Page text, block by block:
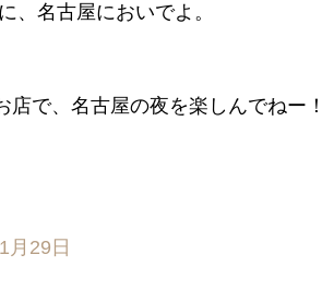
、名古屋においでよ。
で、名古屋の夜を楽しんでねー！
月29日